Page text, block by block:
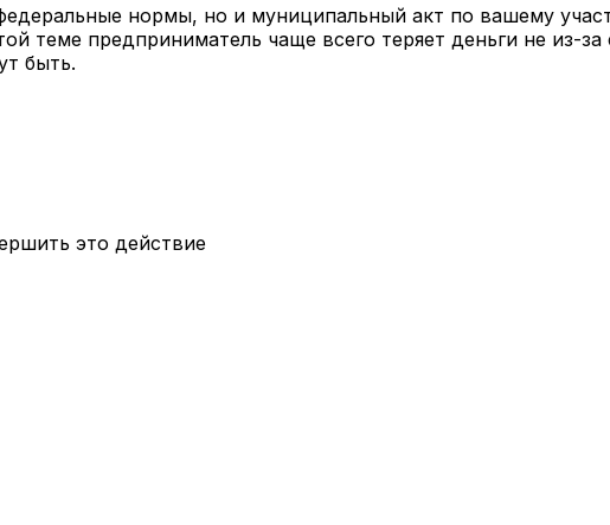
нормы, но и муниципальный акт по вашему
теме предприниматель чаще всего теряет деньги не из-
быть.
это действие